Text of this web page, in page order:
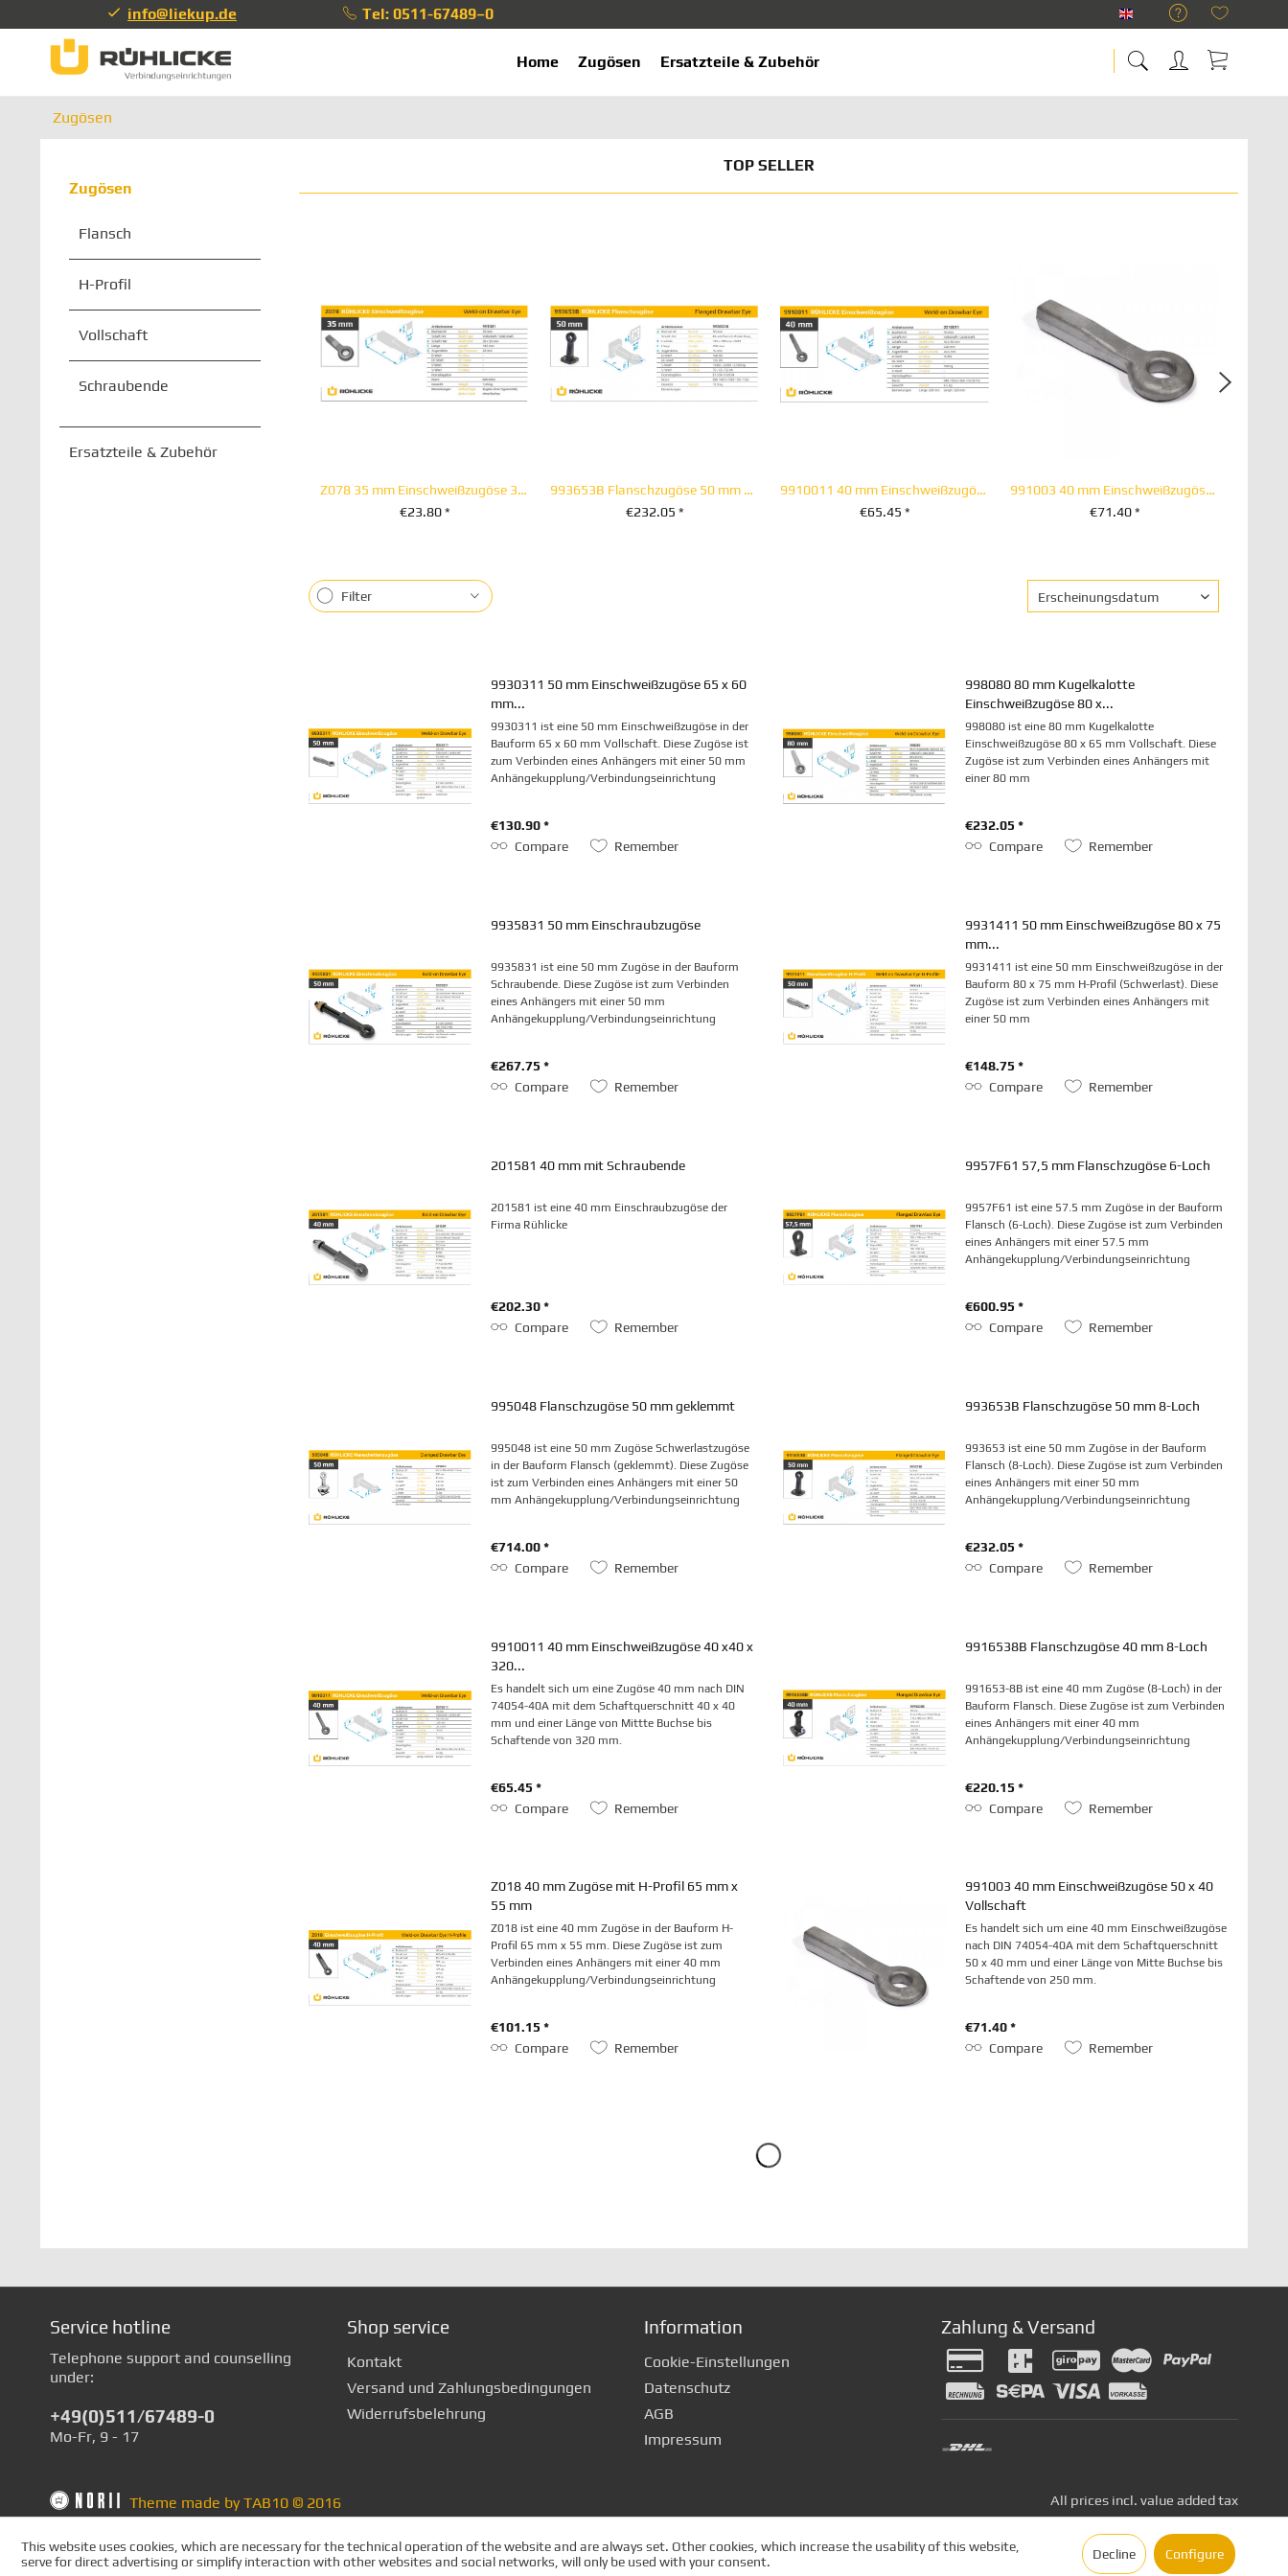
RÜHLICKE Englisch
info@liekup.de
Tel: 0511-67489–0
Home
Zugösen Ersatzteile & Zubehör
Zugösen
Zugösen
Flansch
H-Profil
Vollschaft
Schraubende
Ersatzteile & Zubehör
TOP SELLER
Z078 35 mm Einschweißzugöse 35 mm x 35 mm nach...
€23.80 *
993653B Flanschzugöse 50 mm 8-Loch
€232.05 *
9910011 40 mm Einschweißzugöse 40 x40 x 320...
€65.45 *
991003 40 mm Einschweißzugöse 50 x 40 Vollschaft
€71.40 *
Filter
9930311 50 mm Einschweißzugöse 65 x 60
mm...
9930311 ist eine 50 mm Einschweißzugöse in der
Bauform 65 x 60 mm Vollschaft. Diese Zugöse ist
zum Verbinden eines Anhängers mit einer 50 mm
Anhängekupplung/Verbindungseinrichtung
€130.90 *
Compare
Remember
998080 80 mm Kugelkalotte
Einschweißzugöse 80 x...
998080 ist eine 80 mm Kugelkalotte
Einschweißzugöse 80 x 65 mm Vollschaft. Diese
Zugöse ist zum Verbinden eines Anhängers mit
einer 80 mm
Landwirtschaftlichen...
€232.05 *
Compare
Remember
9935831 50 mm Einschraubzugöse
9935831 ist eine 50 mm Zugöse in der Bauform
Schraubende. Diese Zugöse ist zum Verbinden
eines Anhängers mit einer 50 mm
Anhängekupplung/Verbindungseinrichtung
€267.75 *
Compare
Remember
9931411 50 mm Einschweißzugöse 80 x 75
mm...
9931411 ist eine 50 mm Einschweißzugöse in der
Bauform 80 x 75 mm H-Profil (Schwerlast). Diese
Zugöse ist zum Verbinden eines Anhängers mit
einer 50 mm
€148.75 *
Compare
Remember
201581 40 mm mit Schraubende
201581 ist eine 40 mm Einschraubzugöse der
Firma Rühlicke
€202.30 *
Compare
Remember
9957F61 57,5 mm Flanschzugöse 6-Loch
9957F61 ist eine 57.5 mm Zugöse in der Bauform
Flansch (6-Loch). Diese Zugöse ist zum Verbinden
eines Anhängers mit einer 57.5 mm
Anhängekupplung/Verbindungseinrichtung
€600.95 *
Compare
Remember
995048 Flanschzugöse 50 mm geklemmt
995048 ist eine 50 mm Zugöse Schwerlastzugöse
in der Bauform Flansch (geklemmt). Diese Zugöse
ist zum Verbinden eines Anhängers mit einer 50
mm Anhängekupplung/Verbindungseinrichtung
€714.00 *
Compare
Remember
993653B Flanschzugöse 50 mm 8-Loch
993653 ist eine 50 mm Zugöse in der Bauform
Flansch (8-Loch). Diese Zugöse ist zum Verbinden
eines Anhängers mit einer 50 mm
Anhängekupplung/Verbindungseinrichtung
€232.05 *
Compare
Remember
9910011 40 mm Einschweißzugöse 40 x40 x
320...
Es handelt sich um eine Zugöse 40 mm nach DIN
74054-40A mit dem Schaftquerschnitt 40 x 40
mm und einer Länge von Mittte Buchse bis
Schaftende von 320 mm.
€65.45 *
Compare
Remember
9916538B Flanschzugöse 40 mm 8-Loch
991653-8B ist eine 40 mm Zugöse (8-Loch) in der
Bauform Flansch. Diese Zugöse ist zum Verbinden
eines Anhängers mit einer 40 mm
Anhängekupplung/Verbindungseinrichtung
€220.15 *
Compare
Remember
Z018 40 mm Zugöse mit H-Profil 65 mm x
55 mm
Z018 ist eine 40 mm Zugöse in der Bauform H-
Profil 65 mm x 55 mm. Diese Zugöse ist zum
Verbinden eines Anhängers mit einer 40 mm
Anhängekupplung/Verbindungseinrichtung
€101.15 *
Compare
Remember
991003 40 mm Einschweißzugöse 50 x 40
Vollschaft
Es handelt sich um eine 40 mm Einschweißzugöse
nach DIN 74054-40A mit dem Schaftquerschnitt
50 x 40 mm und einer Länge von Mitte Buchse bis
Schaftende von 250 mm.
€71.40 *
Compare
Remember
Service hotline
Telephone support and counselling
under:
+49(0)511/67489-0
Mo-Fr, 9 - 17
Shop service
Kontakt
Versand und Zahlungsbedingungen
Widerrufsbelehrung
Information
Cookie-Einstellungen
Datenschutz
AGB
Impressum
Zahlung & Versand
All prices incl. value added tax
Theme made by TAB10 © 2016
This website uses cookies, which are necessary for the technical operation of the website and are always set. Other cookies, which increase the usability of this website,
serve for direct advertising or simplify interaction with other websites and social networks, will only be used with your consent.
Decline Configure